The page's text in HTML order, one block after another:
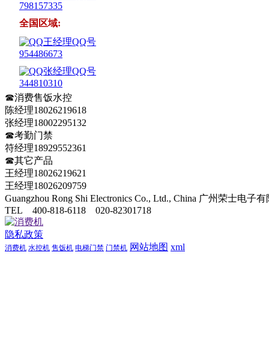
798157335
全国区域:
王经理QQ号
954486673
张经理QQ号
344810310
☎消费售饭水控
陈经理18026219618
张经理18002295132
☎考勤门禁
符经理18929552361
☎其它产品
王经理18026219621
王经理18026209759
Guangzhou Rong Shi Electronics Co., Ltd., China 广州荣士电子
TEL 400-818-6118 020-82301718
隐私政策
消费机 水控机 售饭机 电梯门禁 门禁机 网站地图 xml